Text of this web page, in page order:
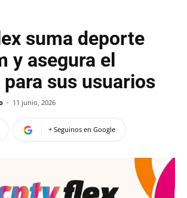
suma deporte
y asegura el
sus usuarios
- 11 junio, 2026
+ Seguinos en Google